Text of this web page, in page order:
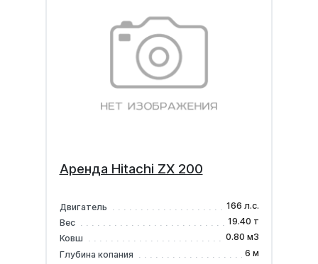
Аренда Hitachi ZX 200
Двигатель
166 л.с.
Вес
19.40 т
Ковш
0.80 м3
Глубина копания
6 м